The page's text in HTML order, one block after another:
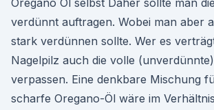
Oregano Öl selbst Daher sollte man
verdünnt auftragen. Wobei man aber
stark verdünnen sollte. Wer es
Nagelpilz auch die volle
verpassen. Eine denkbare Mischung
scharfe Oregano-Öl wäre im